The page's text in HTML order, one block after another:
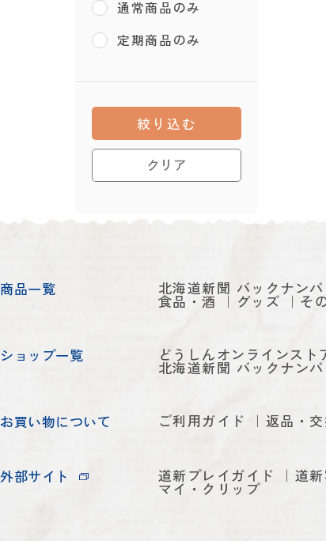
通常商品のみ
定期商品のみ
クリア
絞り込む
商品一覧 北海道新聞 バックナン
食品・酒 グッズ そ
ショップ一覧 どうしんオンラインスト
北海道新聞 バックナン
お買い物について ご利用ガイド 返品・
外部サイト 道新プレイガイド 道
マイ・クリップ